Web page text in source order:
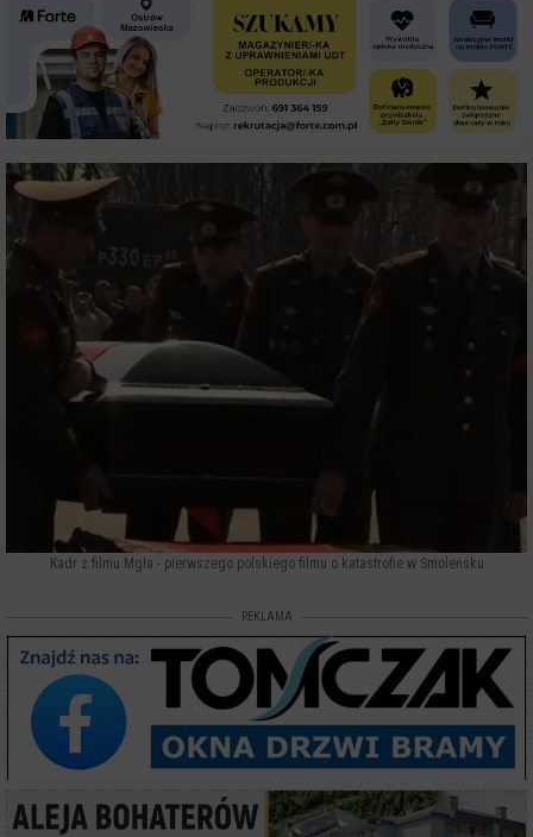
Kadr z filmu Mgła - pierwszego polskiego filmu o katastrofie w Smoleńsku
REKLAMA